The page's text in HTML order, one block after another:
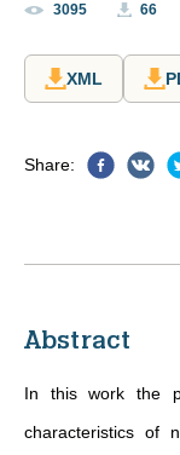
3095 66
XML
Share:
Abstract
In this work the
characteristics of